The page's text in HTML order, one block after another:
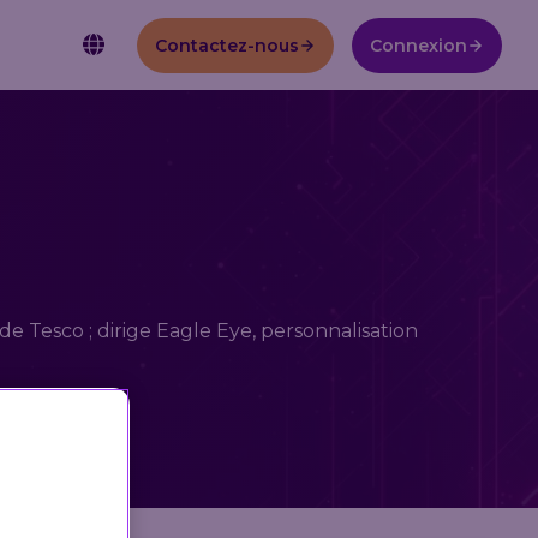
FAIT POUR L'ÉCHELLE
myPerks, en diffusant plus de 25 millions d'offres
Download eBook
Contactez-nous Connexion
Tesco ; dirige Eagle Eye, personnalisation